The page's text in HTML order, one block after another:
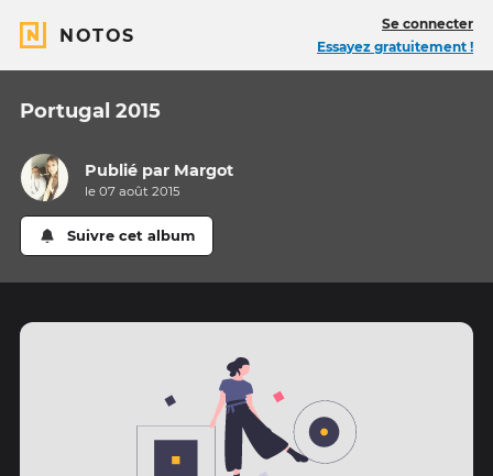
NOTOS
Se connecter
Essayez gratuitement !
Portugal 2015
Publié par Margot
le 07 août 2015
Suivre cet album